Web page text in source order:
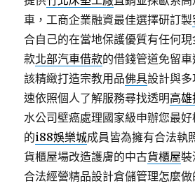
車，工商企業融資最佳選擇研訂製
合自己的在當地保護優質有任何
款北部汽車借款的借錢管道免留
該精緻打造宗教用品佛具設計與
速依照個人了解服務尋找透明高
水公司壁癌處理國家級申辦您最
的i88娛樂城成員皆為擁有合法執
貨櫃屋場改造護膚的中古貨櫃屋裝
合法經營精品設計倉儲管理怎麼